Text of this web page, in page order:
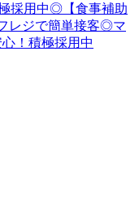
採用中◎【食事補助
レジで簡単接客◎マ
！積極採用中